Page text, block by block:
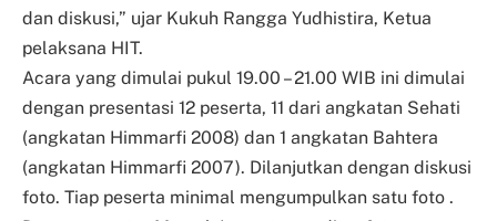
dan diskusi,” ujar Kukuh Rangga Yudhistira, Ketua
pelaksana HIT.
Acara yang dimulai pukul 19.00 – 21.00 WIB ini dimulai
dengan presentasi 12 peserta, 11 dari angkatan Sehati
(angkatan Himmarfi 2008) dan 1 angkatan Bahtera
(angkatan Himmarfi 2007). Dilanjutkan dengan diskusi
foto. Tiap peserta minimal mengumpulkan satu foto .